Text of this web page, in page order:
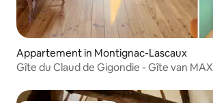
Appartement in Montignac-Lascaux
Gîte du Claud de Gigondie - Gîte van MAX